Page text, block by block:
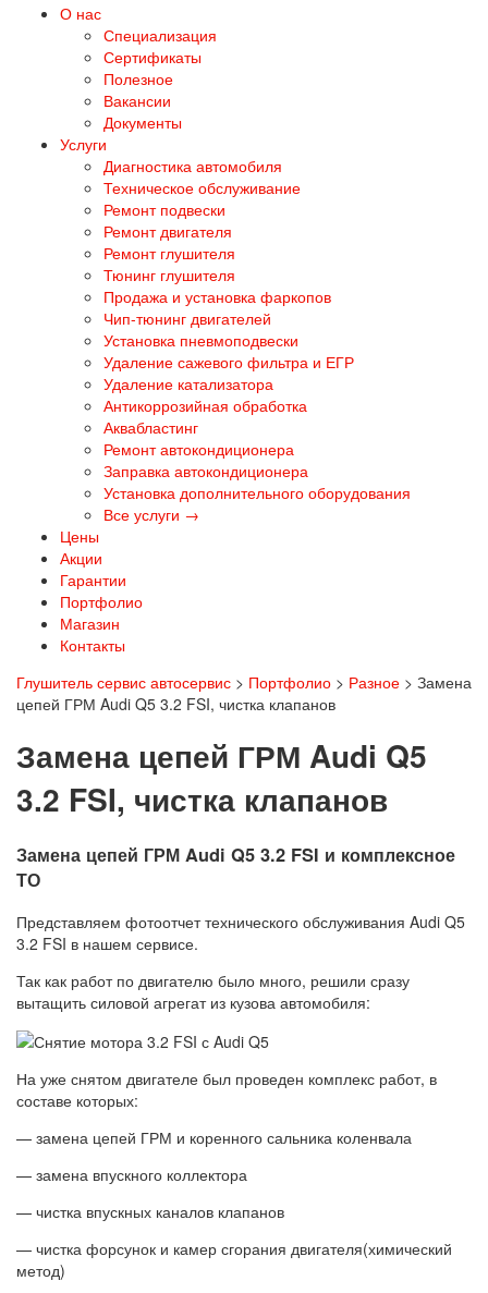
О нас
Специализация
Сертификаты
Полезное
Вакансии
Документы
Услуги
Диагностика автомобиля
Техническое обслуживание
Ремонт подвески
Ремонт двигателя
Ремонт глушителя
Тюнинг глушителя
Продажа и установка фаркопов
Чип-тюнинг двигателей
Установка пневмоподвески
Удаление сажевого фильтра и ЕГР
Удаление катализатора
Антикоррозийная обработка
Аквабластинг
Ремонт автокондиционера
Заправка автокондиционера
Установка дополнительного оборудования
Все услуги →
Цены
Акции
Гарантии
Портфолио
Магазин
Контакты
Глушитель сервис автосервис > Портфолио > Разное > Замена
цепей ГРМ Audi Q5 3.2 FSI, чистка клапанов
Замена цепей ГРМ Audi Q5
3.2 FSI, чистка клапанов
Замена цепей ГРМ Audi Q5 3.2 FSI и комплексное
ТО
Представляем фотоотчет технического обслуживания Audi Q5
3.2 FSI в нашем сервисе.
Так как работ по двигателю было много, решили сразу
вытащить силовой агрегат из кузова автомобиля:
На уже снятом двигателе был проведен комплекс работ, в
составе которых:
— замена цепей ГРМ и коренного сальника коленвала
— замена впускного коллектора
— чистка впускных каналов клапанов
— чистка форсунок и камер сгорания двигателя(химический
метод)